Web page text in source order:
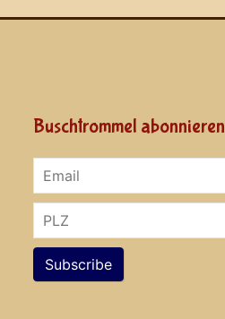
Buschtrommel abonnieren
Subscribe